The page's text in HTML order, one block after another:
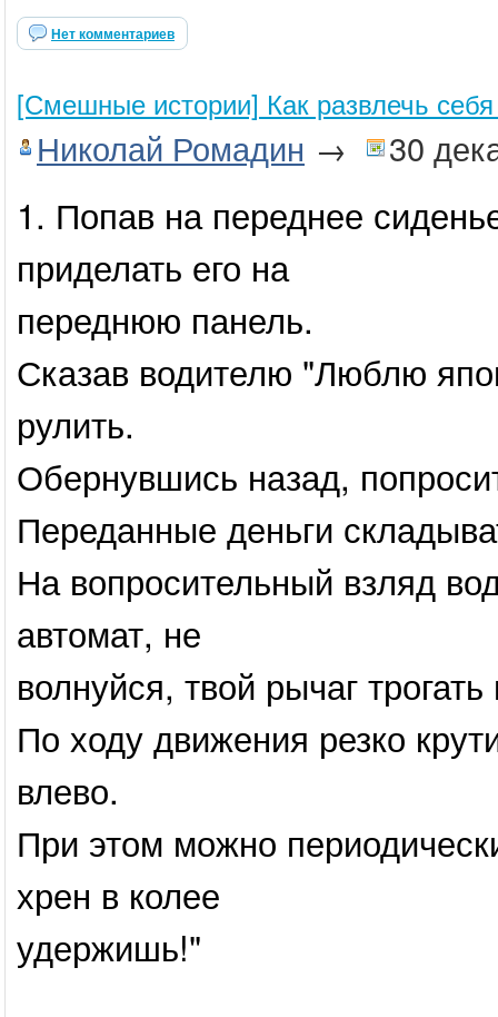
Нет комментариев
[Смешные истории] Как развлечь
Николай Ромадин → 30
1. Попав на переднее
приделать его на
переднюю панель.
Сказав водителю "Люблю
рулить.
Обернувшись назад,
Переданные деньги
На вопросительный взляд
автомат, не
волнуйся, твой рычаг
По ходу движения резко
влево.
При этом можно
хрен в колее
удержишь!"